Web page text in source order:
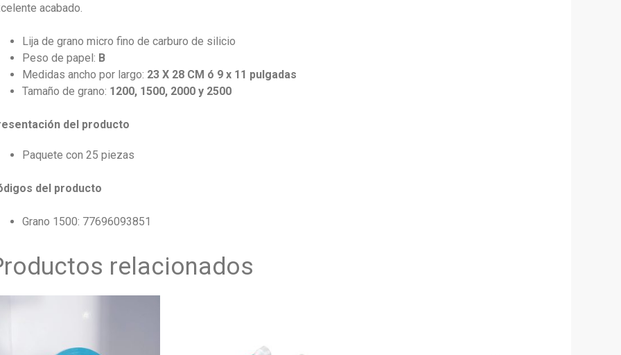
acabado.
Lija de grano micro fino de carburo de silicio
Peso de papel: B
Medidas ancho por largo: 23 X 28 CM ó 9 x 11 pulgadas
Tamaño de grano: 1200, 1500, 2000 y 2500
del producto
Paquete con 25 piezas
del producto
Grano 1500: 77696093851
relacionados